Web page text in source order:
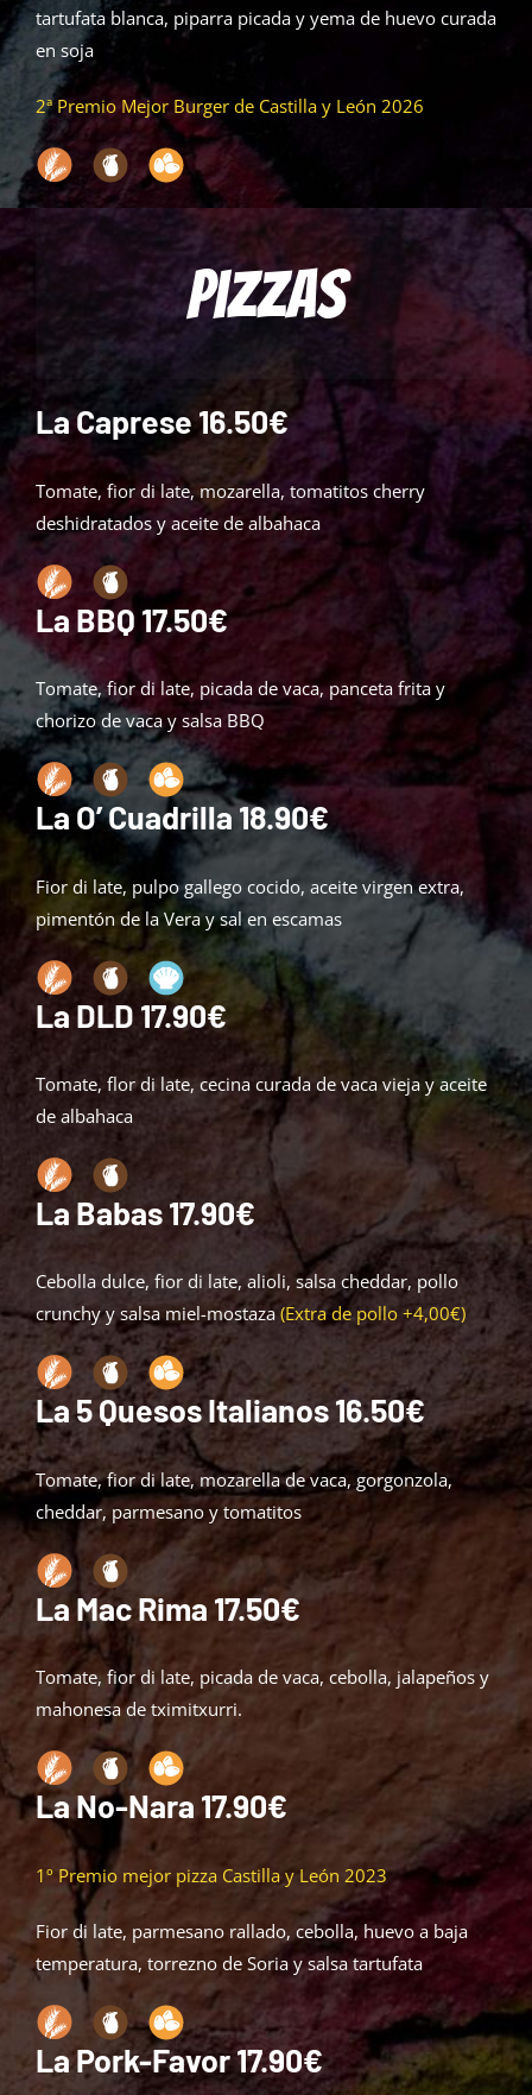
tartufata blanca, piparra picada y yema de huevo curada
en soja
2ª Premio Mejor Burger de Castilla y León 2026
Pizzas
La Caprese 16.50€
Tomate, fior di late, mozarella, tomatitos cherry
deshidratados y aceite de albahaca
La BBQ 17.50€
Tomate, fior di late, picada de vaca, panceta frita y
chorizo de vaca y salsa BBQ
La O’ Cuadrilla 18.90€
Fior di late, pulpo gallego cocido, aceite virgen extra,
pimentón de la Vera y sal en escamas
La DLD 17.90€
Tomate, flor di late, cecina curada de vaca vieja y aceite
de albahaca
La Babas 17.90€
Cebolla dulce, fior di late, alioli, salsa cheddar, pollo
crunchy y salsa miel-mostaza(Extra de pollo +4,00€)
La 5 Quesos Italianos 16.50€
Tomate, fior di late, mozarella de vaca, gorgonzola,
cheddar, parmesano y tomatitos
La Mac Rima 17.50€
Tomate, fior di late, picada de vaca, cebolla, jalapeños y
mahonesa de tximitxurri.
La No-Nara 17.90€
1º Premio mejor pizza Castilla y León 2023
Fiordi late, parmesano rallado, cebolla, huevo a baja
temperatura, torreznode Soria y salsa tartufata
La Pork-Favor 17.90€